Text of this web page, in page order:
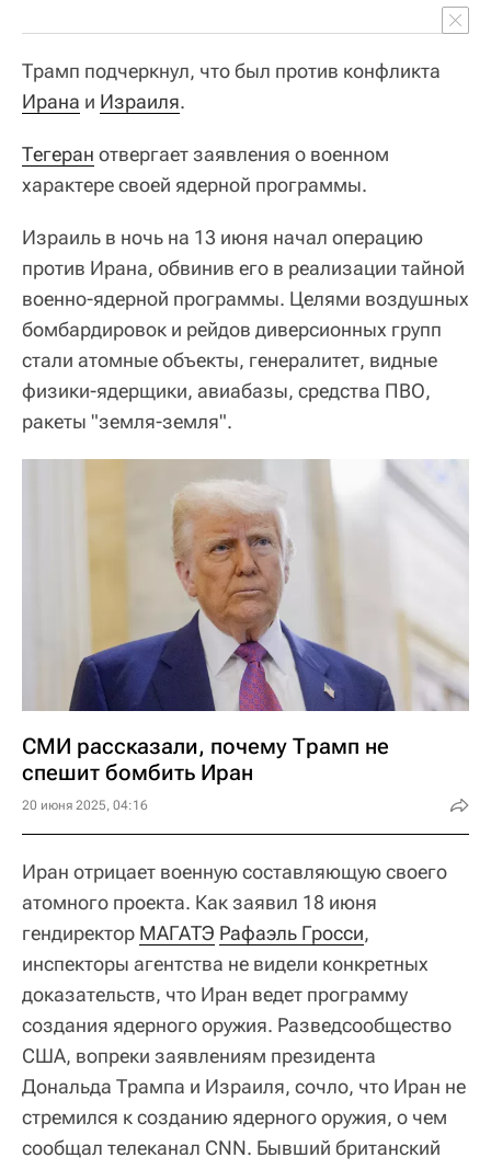
Трамп подчеркнул, что был против конфликта
Ирана и Израиля.
Тегеран отвергает заявления о военном
характере своей ядерной программы.
Израиль в ночь на 13 июня начал операцию
против Ирана, обвинив его в реализации тайной
военно-ядерной программы. Целями воздушных
бомбардировок и рейдов диверсионных групп
стали атомные объекты, генералитет, видные
физики-ядерщики, авиабазы, средства ПВО,
ракеты "земля-земля".
СМИ рассказали, почему Трамп не
спешит бомбить Иран
20 июня 2025, 04:16
Иран отрицает военную составляющую своего
атомного проекта. Как заявил 18 июня
гендиректор МАГАТЭ Рафаэль Гросси,
инспекторы агентства не видели конкретных
доказательств, что Иран ведет программу
создания ядерного оружия. Разведсообщество
США, вопреки заявлениям президента
Дональда Трампа и Израиля, сочло, что Иран не
стремился к созданию ядерного оружия, о чем
сообщал телеканал CNN. Бывший британский